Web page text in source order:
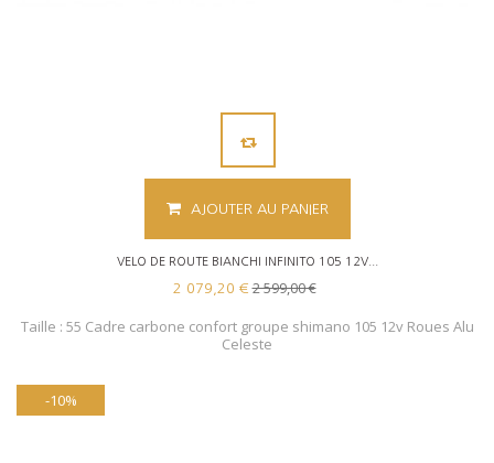
AJOUTER AU PANIER
VELO DE ROUTE BIANCHI INFINITO 105 12V...
2 079,20 € 2 599,00 €
Taille : 55 Cadre carbone confort groupe shimano 105 12v Roues Alu
Celeste
-10%